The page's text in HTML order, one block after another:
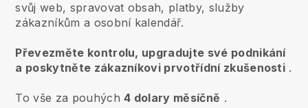
svůj web, spravovat obsah, platby, služby
zákazníkům a osobní kalendář.
Převezměte kontrolu, upgradujte své podnikání
a poskytněte zákazníkovi prvotřídní zkušenosti .
To vše za pouhých4 dolary měsíčně .